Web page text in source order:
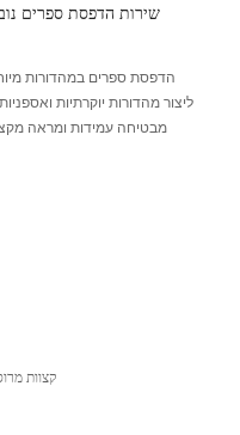
שירות הדפסת ספרים
הדפסת ספרים במהדורות
ליצור מהדורות יוקרתיות
מבטיחה עמידות ומראה
קצוות